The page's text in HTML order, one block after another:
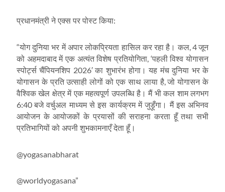
प्रधानमंत्री ने एक्स पर पोस्ट किया:
“योग दुनिया भर में अपार लोकप्रियता हासिल कर रहा है। कल, 4जून
को अहमदाबाद में एक अत्यंत विशेष प्रतियोगिता, ‘पहली विश्व योगासन
स्पोर्ट्स चैंपियनशिप 2026′का शुभारंभ होगा। यह मंच दुनिया भर के
योगासन के प्रति उत्साही लोगों को एक साथ लाया है,जो योगासन के
वैश्विक खेल क्षेत्र में एक महत्वपूर्ण उपलब्धि है। मैं भी कल शाम लगभग
6:40बजे वर्चुअल माध्यम से इस कार्यक्रम में जुड़ूँगा। मैं इस अभिनव
आयोजन के आयोजकों के प्रयासों की सराहना करता हूँ तथा सभी
प्रतिभागियों को अपनी शुभकामनाएँ देता हूँ।
@yogasanabharat
@worldyogasana”